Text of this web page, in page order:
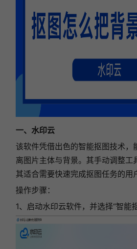
一、水印云
该软件凭借出色的智能抠图技术，
离图片主体与背景。其手动调整工
其适合需要快速完成抠图任务的用
操作步骤：
1、启动水印云软件，并选择“智能